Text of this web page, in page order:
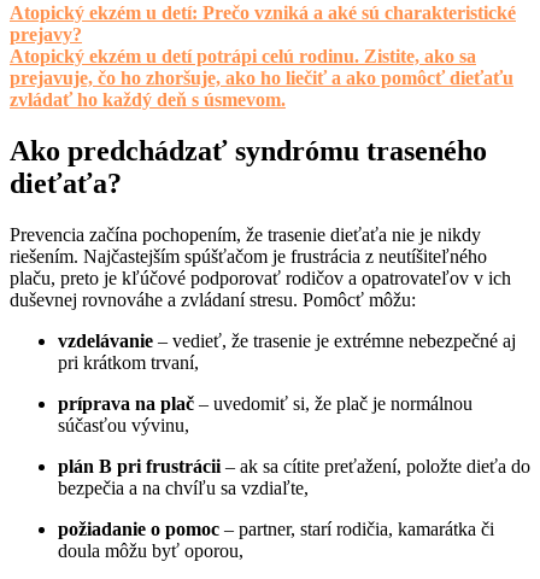
Atopický ekzém u detí: Prečo vzniká a aké sú charakteristické
prejavy?
Atopický ekzém u detí potrápi celú rodinu. Zistite, ako sa
prejavuje, čo ho zhoršuje, ako ho liečiť a ako pomôcť dieťaťu
zvládať ho každý deň s úsmevom.
Ako predchádzať syndrómu traseného
dieťaťa?
Prevencia začína pochopením, že trasenie dieťaťa nie je nikdy
riešením. Najčastejším spúšťačom je frustrácia z neutíšiteľného
plaču, preto je kľúčové podporovať rodičov a opatrovateľov v ich
duševnej rovnováhe a zvládaní stresu. Pomôcť môžu:
vzdelávanie – vedieť, že trasenie je extrémne nebezpečné aj
pri krátkom trvaní,
príprava na plač – uvedomiť si, že plač je normálnou
súčasťou vývinu,
plán B pri frustrácii – ak sa cítite preťažení, položte dieťa do
bezpečia a na chvíľu sa vzdiaľte,
požiadanie o pomoc – partner, starí rodičia, kamarátka či
doula môžu byť oporou,